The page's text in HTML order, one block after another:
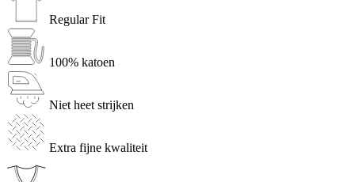
Regular Fit
100% katoen
Niet heet strijken
Extra fijne kwaliteit